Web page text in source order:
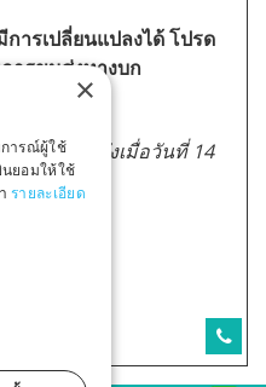
ารเปลี่ยนแปลงได้ โปรด
ารขนส่งทางบก
าสุด), เข้าถึงเมื่อวันที่ 14
×
ารณ์ผู้ใช้
ยอมให้ใช้
รายละเอียด